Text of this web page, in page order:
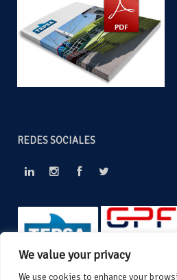
We value your privacy
We use cookies to enhance your
REDES SOCIALES